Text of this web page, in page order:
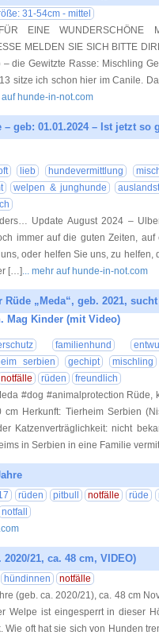
31-54cm - mittel
FÜR EINE WUNDERSCHÖNE
MELDEN SIE SICH BITTE
– die Gewitzte Rasse: Mischling
sitze ich schon hier im Canile.
auf hunde-in-not.com
geb: 01.01.2024 – Ist jetzt so
lieb hundevermittlung
welpen & junghunde
Update August 2024 –
immer auf die guten Zeiten,
oder helfen Sie uns, zu
[…]... mehr auf hunde-in-not.com
„Meda“, geb. 2021,
Mag Kinder (mit Video)
familienhund
serbien gechipt
mischling
notfälle rüden
freundlich
#dog #animalprotection Rüde,
Herkunft: Tierheim Serbien
Katzenverträglichkeit: nicht
in Serbien in eine Familie
rüden pitbull notfälle rüde
notfall
21, ca. 48 cm, VIDEO)
hündinnen
notfälle
(geb. ca. 2020/21), ca. 48 cm
Welpe ist eingesperrt in dieser
Wie oft hat sie sich von Hunden